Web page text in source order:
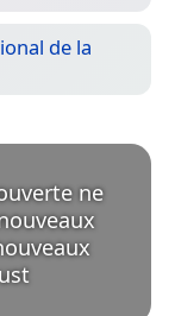
de la
ne